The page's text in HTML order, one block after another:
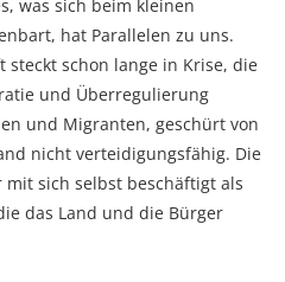
was sich beim kleinen
hat Parallelen zu uns.
schon lange in Krise, die
und Überregulierung
und Migranten, geschürt von
nicht verteidigungsfähig. Die
sich selbst beschäftigt als
das Land und die Bürger